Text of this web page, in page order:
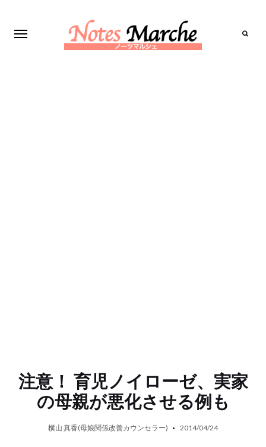
注意！ 育児ノイローゼ、実家
の母親が悪化させる例も
横山 真香(母娘関係改善カウンセラー) 2014/04/24